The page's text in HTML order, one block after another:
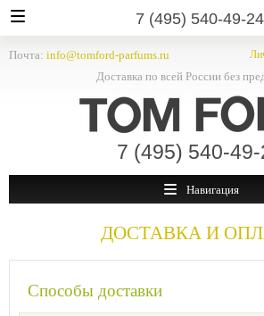
7 (495) 540-49-24
Почта: info@tomford-parfums.ru
Доставка по всей России без
7 (495) 540-
Навигация
ДОСТАВКА И
Способы доставки